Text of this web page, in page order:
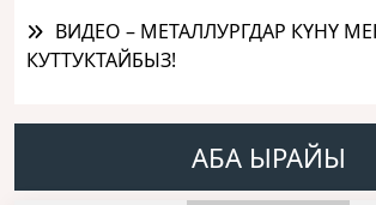
ВИДЕО – МЕТАЛЛУРГДАР КҮНҮ
КУТТУКТАЙБЫЗ!
АБА ЫРАЙЫ